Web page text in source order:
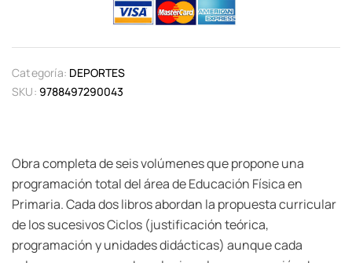
Categoría: DEPORTES
SKU: 9788497290043
Obra completa de seis volúmenes que propone una
programación total del área de Educación Física en
Primaria. Cada dos libros abordan la propuesta curricular
de los sucesivos Ciclos (justificación teórica,
programación y unidades didácticas) aunque cada